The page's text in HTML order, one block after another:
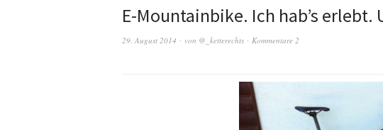
E-Mountainbike. Ich hab’s
29. August 2014 von @_ketterechts Kommentare 2